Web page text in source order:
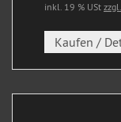
inkl. 19 % USt
Kaufen /